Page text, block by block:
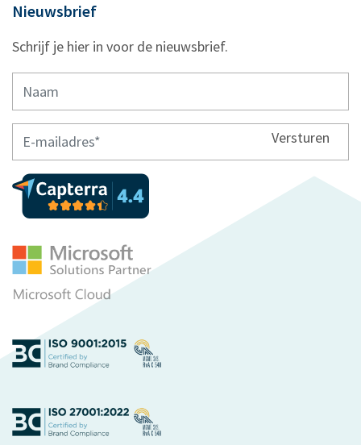
Nieuwsbrief
Schrijf je hier in voor de nieuwsbrief.
Versturen